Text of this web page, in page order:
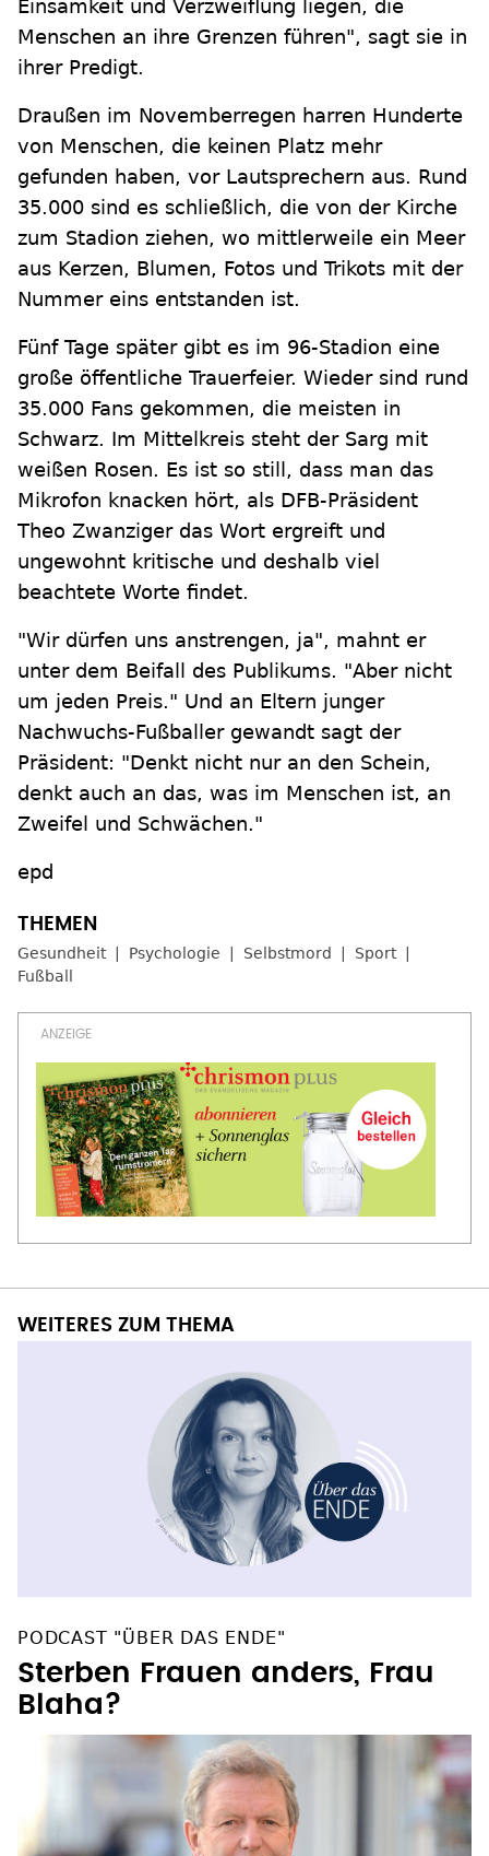
Einsamkeit und Verzweiflung liegen, die
Menschen an ihre Grenzen führen", sagt sie in
ihrer Predigt.
Draußen im Novemberregen harren Hunderte
von Menschen, die keinen Platz mehr
gefunden haben, vor Lautsprechern aus. Rund
35.000 sind es schließlich, die von der Kirche
zum Stadion ziehen, wo mittlerweile ein Meer
aus Kerzen, Blumen, Fotos und Trikots mit der
Nummer eins entstanden ist.
Fünf Tage später gibt es im 96-Stadion eine
große öffentliche Trauerfeier. Wieder sind rund
35.000 Fans gekommen, die meisten in
Schwarz. Im Mittelkreis steht der Sarg mit
weißen Rosen. Es ist so still, dass man das
Mikrofon knacken hört, als DFB-Präsident
Theo Zwanziger das Wort ergreift und
ungewohnt kritische und deshalb viel
beachtete Worte findet.
"Wir dürfen uns anstrengen, ja", mahnt er
unter dem Beifall des Publikums. "Aber nicht
um jeden Preis." Und an Eltern junger
Nachwuchs-Fußballer gewandt sagt der
Präsident: "Denkt nicht nur an den Schein,
denkt auch an das, was im Menschen ist, an
Zweifel und Schwächen."
epd
Gesundheit Psychologie Selbstmord
Sport
Fußball
WEITERES ZUM THEMA
PODCAST "ÜBER DAS ENDE"
Sterben Frauen anders, Frau
Blaha?